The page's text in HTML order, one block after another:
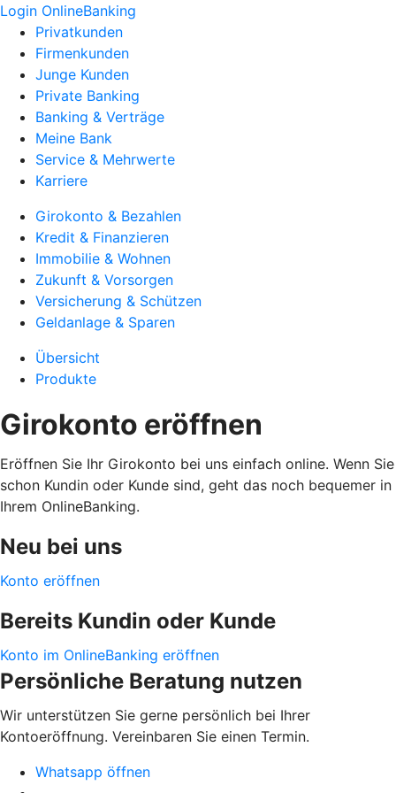
Login OnlineBanking
Privatkunden
Firmenkunden
Junge Kunden
Private Banking
Banking & Verträge
Meine Bank
Service & Mehrwerte
Karriere
Girokonto & Bezahlen
Kredit & Finanzieren
Immobilie & Wohnen
Zukunft & Vorsorgen
Versicherung & Schützen
Geldanlage & Sparen
Übersicht
Produkte
Girokonto eröffnen
Eröffnen Sie Ihr Girokonto bei uns einfach online. Wenn Sie
schon Kundin oder Kunde sind, geht das noch bequemer in
Ihrem OnlineBanking.
Neu bei uns
Konto eröffnen
Bereits Kundin oder Kunde
Konto im OnlineBanking eröffnen
Persönliche Beratung nutzen
Wir unterstützen Sie gerne persönlich bei Ihrer
Kontoeröffnung. Vereinbaren Sie einen Termin.
Whatsapp öffnen